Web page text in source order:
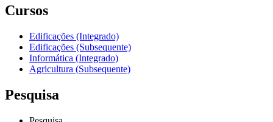
Cursos
Edificações (Integrado)
Edificações (Subsequente)
Informática (Integrado)
Agricultura (Subsequente)
Pesquisa